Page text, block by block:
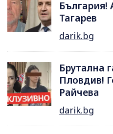
България!
Тагарев
darik.bg
Брутална
Пловдив!
Райчева
darik.bg